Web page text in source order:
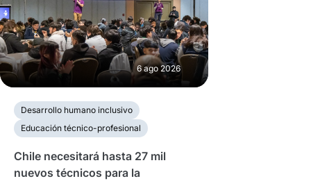
6 ago 2026
Desarrollo humano inclusivo
Educación técnico-profesional
Chile necesitará hasta 27 mil
nuevos técnicos para la